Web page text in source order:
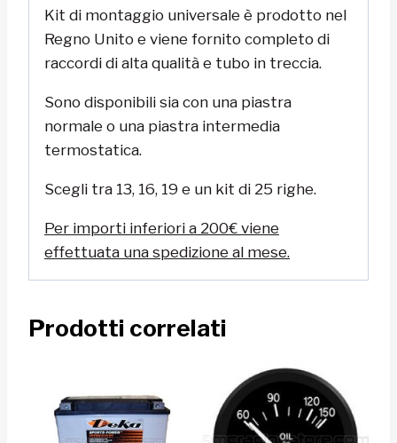
Kit di montaggio universale è prodotto nel
Regno Unito e viene fornito completo di
raccordi di alta qualità e tubo in treccia.
Sono disponibili sia con una piastra
normale o una piastra intermedia
termostatica.
Scegli tra 13, 16, 19 e un kit di 25 righe.
Per importi inferiori a 200€ viene
effettuata una spedizione al mese.
Prodotti correlati